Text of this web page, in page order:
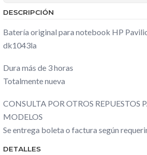
DESCRIPCIÓN
Batería original para notebook HP
dk1043la
Dura más de 3 horas
Totalmente nueva
CONSULTA POR OTROS REPUESTOS
MODELOS
Se entrega boleta o factura según
DETALLES